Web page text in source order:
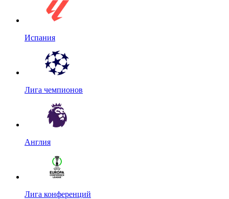
Испания
Лига чемпионов
Англия
Лига конференций